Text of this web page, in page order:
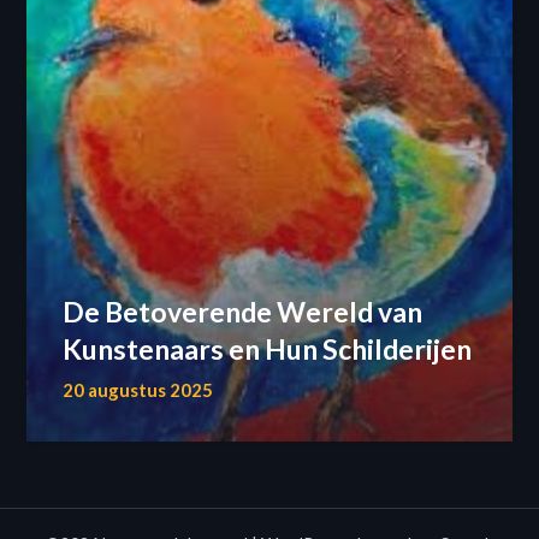
De Betoverende Wereld van
Kunstenaars en Hun Schilderijen
20 augustus 2025